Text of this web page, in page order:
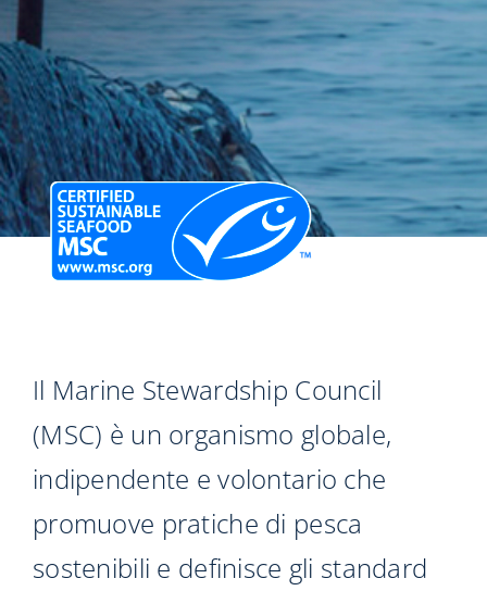
Il Marine Stewardship Council
(MSC) è un organismo globale,
indipendente e volontario che
promuove pratiche di pesca
sostenibili e definisce gli standard